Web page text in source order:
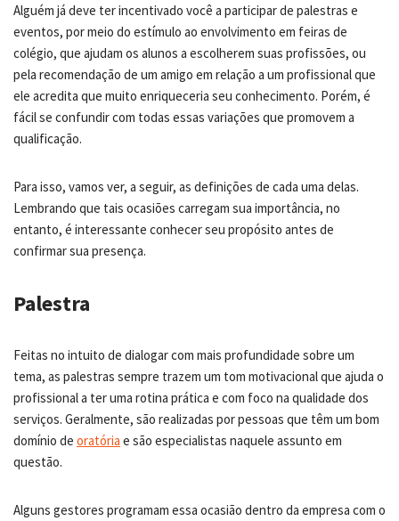
Alguém já deve ter incentivado você a participar de palestras e
eventos, por meio do estímulo ao envolvimento em feiras de
colégio, que ajudam os alunos a escolherem suas profissões, ou
pela recomendação de um amigo em relação a um profissional que
ele acredita que muito enriqueceria seu conhecimento. Porém, é
fácil se confundir com todas essas variações que promovem a
qualificação.
Para isso, vamos ver, a seguir, as definições de cada uma delas.
Lembrando que tais ocasiões carregam sua importância, no
entanto, é interessante conhecer seu propósito antes de
confirmar sua presença.
Palestra
Feitas no intuito de dialogar com mais profundidade sobre um
tema, as palestras sempre trazem um tom motivacional que ajuda o
profissional a ter uma rotina prática e com foco na qualidade dos
serviços. Geralmente, são realizadas por pessoas que têm um bom
domínio de oratória e são especialistas naquele assunto em
questão.
Alguns gestores programam essa ocasião dentro da empresa com o